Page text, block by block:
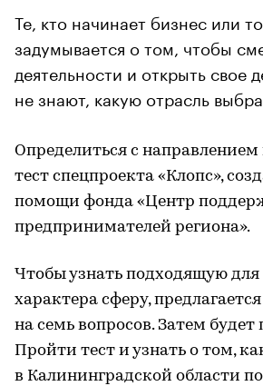
Те, кто начинает бизнес или
задумывается о том, чтобы
деятельности и открыть свое
не знают, какую отрасль
Определиться с
тест спецпроекта «Клопс»,
помощи фонда «Центр
предпринимателей региона».
Чтобы узнать подходящую для
характера сферу,
на семь вопросов. Затем будет
Пройти тест и узнать о том,
в Калининградской области